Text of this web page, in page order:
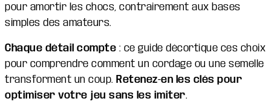
pour amortir les chocs, contrairement aux bases
simples des amateurs.
Chaque détail compte : ce guide décortique ces choix
pour comprendre comment un cordage ou une semelle
transforment un coup. Retenez-en les clés pour
optimiser votre jeu sans les imiter.